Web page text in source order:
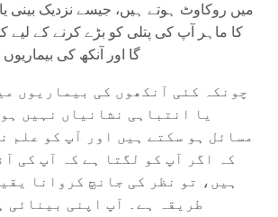
میں روکاوٹ ہوتے ہیں، جیسے نزدیک بینی
کا ماہر آپ کی پتلی کو بڑے کرنے کے لیے
گا اور آنکھ کی
چونکہ کئی آنکھوں کی بیماریوں
یا انتباہی نشانیاں نہیں
مسائل ہو سکتے ہیں اور آپ کو علم
کہ اگر آپ کو لگتا ہے کہ آپ کی
ہیں، تو نظر کی جانچ کروانا
طریقہ ہے۔ آپ اپنی بینائی